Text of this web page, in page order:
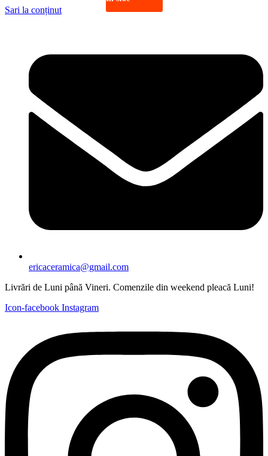
Sari la conținut
ericaceramica@gmail.com
Livrări de Luni până Vineri. Comenzile din weekend pleacă Luni!
Icon-facebook Instagram